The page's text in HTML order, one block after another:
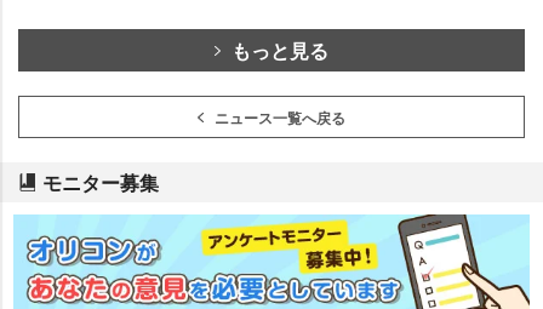
もっと見る
ニュース一覧へ戻る
モニター募集